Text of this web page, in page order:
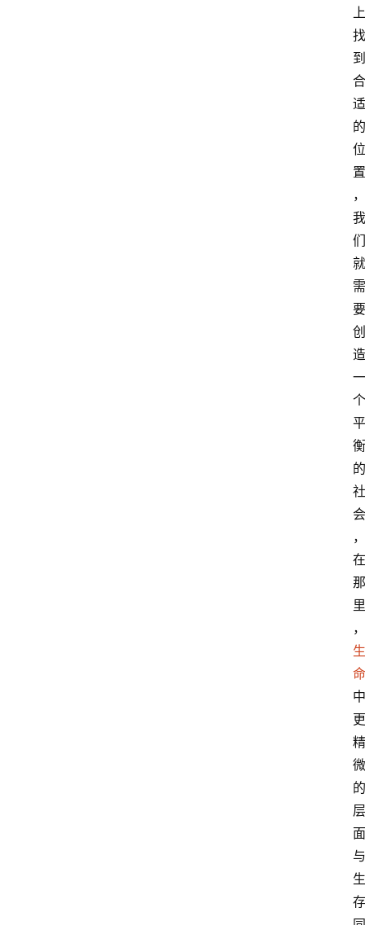
上
找
到
合
适
的
位
置
，
我
们
就
需
要
创
造
一
个
平
衡
的
社
会
，
在
那
里
，
生
命
中
更
精
微
的
层
面
与
生
存